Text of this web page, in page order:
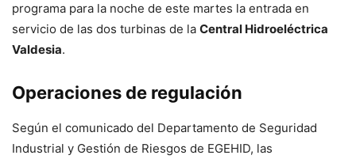
programa para la noche de este martes la entrada en
servicio de las dos turbinas de la Central Hidroeléctrica
Valdesia.
Operaciones de regulación
Según el comunicado del Departamento de Seguridad
Industrial y Gestión de Riesgos de EGEHID, las